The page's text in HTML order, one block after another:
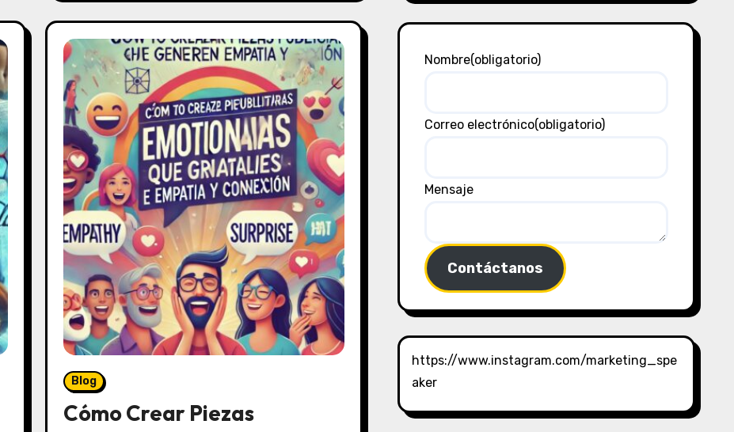
t
a
r
i
o
s
Blog
Cómo Crear Piezas
Nombre(obligatorio)
Correo electrónico(obligatorio)
Mensaje
Contáctanos
https://www.instagram.com/marketing_spe
aker